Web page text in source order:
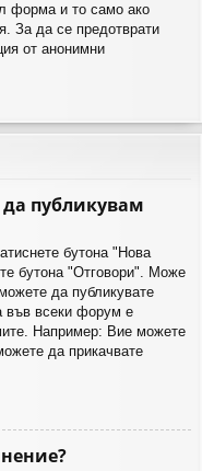
форма и то само ако
За да се предотврати
от анонимни
публикувам
бутона "Нова
бутона "Отговори". Може
да публикувате
във всеки форум е
Например: Вие можете
да прикачвате